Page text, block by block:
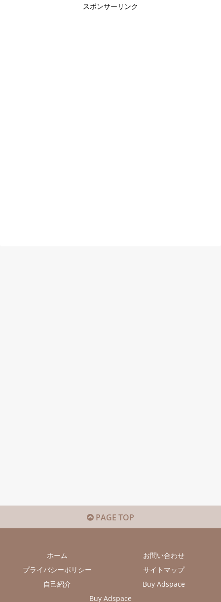
スポンサーリンク
PAGE TOP
ホーム
お問い合わせ
プライバシーポリシー
サイトマップ
自己紹介
Buy Adspace
Buy Adspace